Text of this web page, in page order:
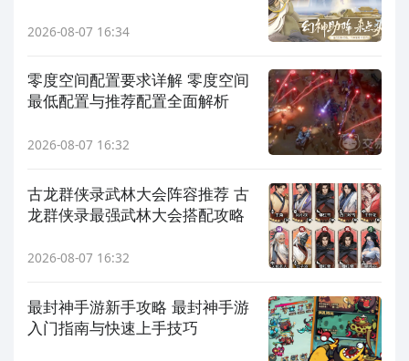
2026-08-07 16:34
零度空间配置要求详解 零度空间
最低配置与推荐配置全面解析
2026-08-07 16:32
古龙群侠录武林大会阵容推荐 古
龙群侠录最强武林大会搭配攻略
2026-08-07 16:32
最封神手游新手攻略 最封神手游
入门指南与快速上手技巧